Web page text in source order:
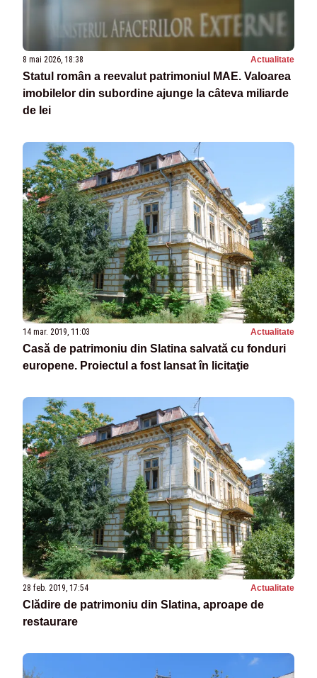
8 mai 2026, 18:38 Actualitate
Statul român a reevalut patrimoniul MAE. Valoarea
imobilelor din subordine ajunge la câteva miliarde
de lei
14 mar. 2019, 11:03 Actualitate
Casă de patrimoniu din Slatina salvată cu fonduri
europene. Proiectul a fost lansat în licitaţie
28 feb. 2019, 17:54 Actualitate
Clădire de patrimoniu din Slatina, aproape de
restaurare